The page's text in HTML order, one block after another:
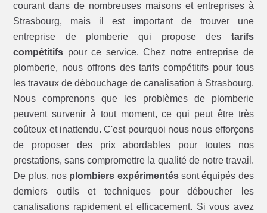
courant dans de nombreuses maisons et entreprises à
Strasbourg, mais il est important de trouver une
entreprise de plomberie qui propose des tarifs
compétitifs pour ce service. Chez notre entreprise de
plomberie, nous offrons des tarifs compétitifs pour tous
les travaux de débouchage de canalisation à Strasbourg.
Nous comprenons que les problèmes de plomberie
peuvent survenir à tout moment, ce qui peut être très
coûteux et inattendu. C'est pourquoi nous nous efforçons
de proposer des prix abordables pour toutes nos
prestations, sans compromettre la qualité de notre travail.
De plus, nos plombiers expérimentéssont équipés des
derniers outils et techniques pour déboucher les
canalisations rapidement et efficacement. Si vous avez